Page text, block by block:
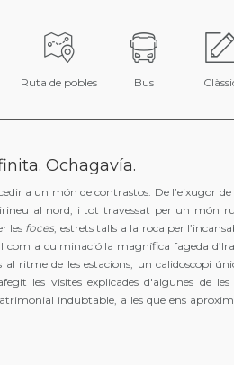
Ruta de pobles Bus
Ochagavía.
a un món de contrastos. De l’eixugor de
al nord, i tot travessat per un món
les foces, estrets talls a la roca per
com a culminació la magnífica fageda
al ritme de les estacions, un calidoscopi
les visites explicades d'algunes de les
indubtable, a les que ens